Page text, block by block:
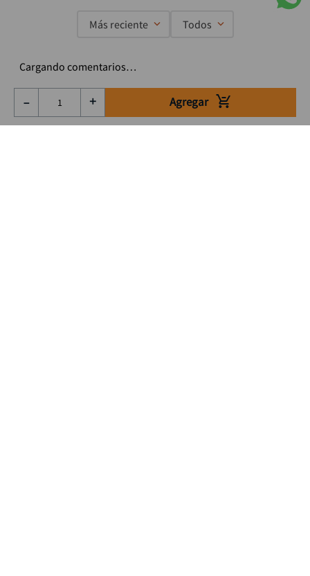
＋
－ Agregar
Más reciente Todos
Cargando comentarios…